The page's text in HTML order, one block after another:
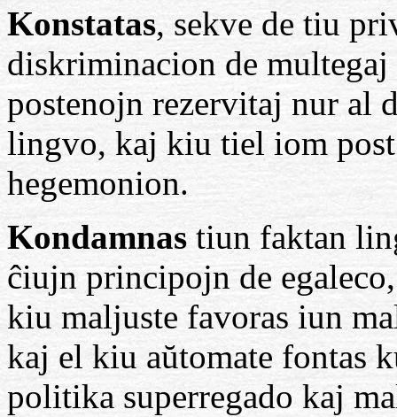
Konstatas, sekve de tiu
diskriminacion de
postenojn rezervitaj nur al
lingvo, kaj kiu tiel iom
hegemonion.
Kondamnas tiun faktan
ĉiujn principojn de
kiu maljuste favoras iun
kaj el kiu aŭtomate fontas
politika superregado kaj